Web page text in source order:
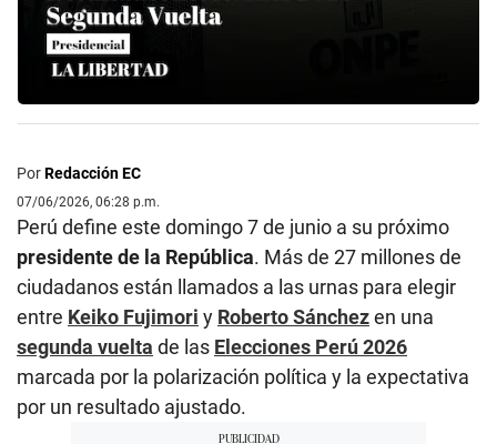
PorRedacción EC
07/06/2026, 06:28 p.m.
Perú define este domingo 7 de junio a su próximo
presidente de la República. Más de 27 millones de
ciudadanos están llamados a las urnas para elegir
entre Keiko Fujimori y Roberto Sánchezen una
segunda vuelta de las Elecciones Perú 2026
marcada por la polarización política y la expectativa
por un resultado ajustado.